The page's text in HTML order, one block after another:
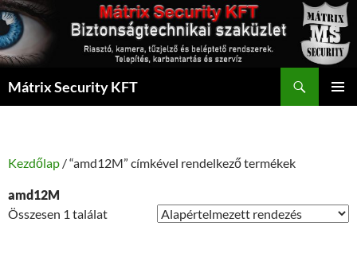
Kilépés
tartalomba
Mátrix Security KFT
Kezdőlap / “amd12M” címkével rendelkező termékek
amd12M
Összesen 1 találat